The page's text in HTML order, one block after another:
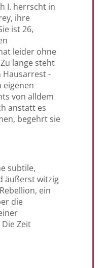
I. herrscht in
ihre
ist 26,
leider ohne
lange steht
Hausarrest -
eigenen
von alldem
anstatt es
begehrt sie
subtile,
äußerst witzig
ein
die
Zeit